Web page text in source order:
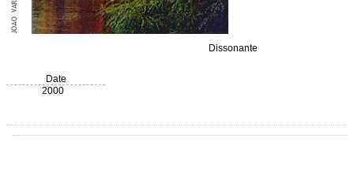
Dissonante
Date
2000